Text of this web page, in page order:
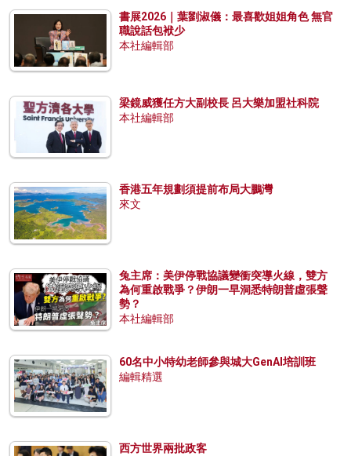
書展2026｜葉劉淑儀：最喜歡姐姐角色 無官
職說話包袱少
本社編輯部
梁鏡威獲任方大副校長 呂大樂加盟社科院
本社編輯部
香港五年規劃須提前布局大鵬灣
來文
兔主席：美伊停戰協議變衝突導火線，雙方
為何重啟戰爭？伊朗一早洞悉特朗普虛張聲
勢？
本社編輯部
60名中小特幼老師參與城大GenAI培訓班
編輯精選
西方世界兩批政客